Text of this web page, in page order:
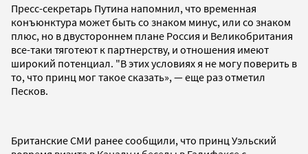
Пресс-секретарь Путина напомнил, что временная
конъюнктура может быть со знаком минус, или со знаком
плюс, но в двустороннем плане Россия и Великобритания
все-таки тяготеют к партнерству, и отношения имеют
широкий потенциал. "В этих условиях я не могу поверить в
то, что принц мог такое сказать», — еще раз отметил
Песков.
Британские СМИ ранее сообщили, что принц Уэльский